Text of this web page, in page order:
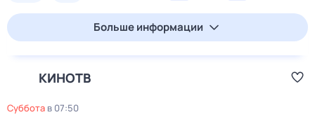
Больше информации
КИНОТВ
суббота в 07:50